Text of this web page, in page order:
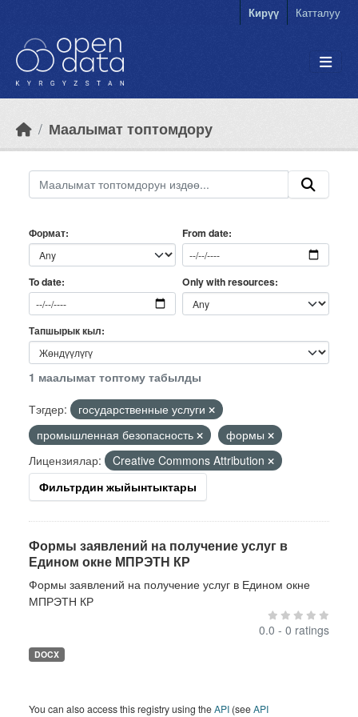
Кирүү Катталуу
Маалымат топтомдору
Формат From date
To date Only with resources
Тапшырык кыл
1 маалымат топтому табылды
Тэгдер:
государственные услуги
промышленная безопасность
формы
Лицензиялар:
Creative Commons Attribution
Фильтрдин жыйынтыктары
Формы заявлений на получение услуг в
Едином окне МПРЭТН КР
Формы заявлений на получение услуг в Едином окне
МПРЭТН КР
0.0 - 0 ratings
DOCX
You can also access this registry using theAPI (seeAPI